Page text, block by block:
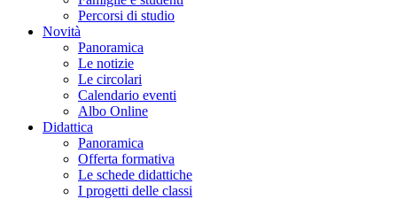
Percorsi di studio
Novità
Panoramica
Le notizie
Le circolari
Calendario eventi
Albo Online
Didattica
Panoramica
Offerta formativa
Le schede didattiche
I progetti delle classi